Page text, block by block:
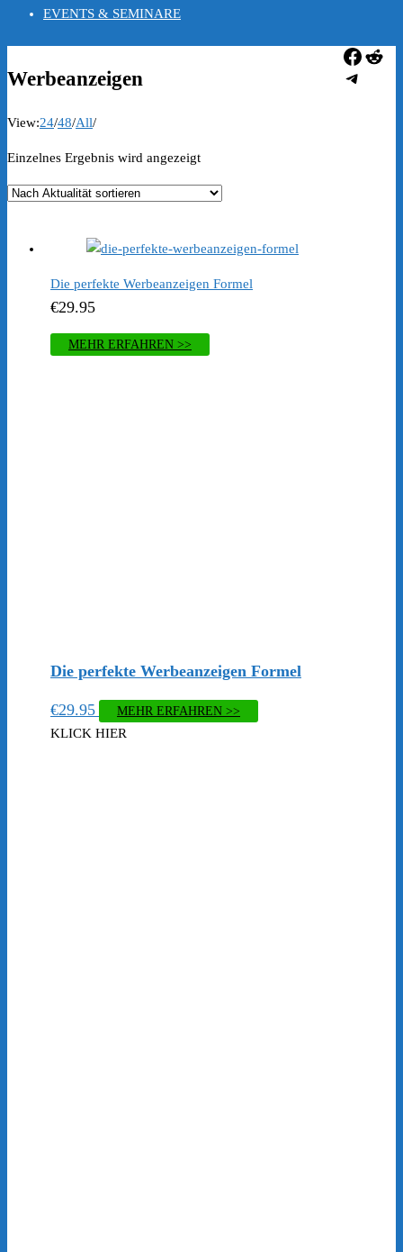
EVENTS & SEMINARE
Werbeanzeigen
View:24/48/All/
Einzelnes Ergebnis wird angezeigt
Die perfekte Werbeanzeigen Formel
€29.95
MEHR ERFAHREN >>
Die perfekte Werbeanzeigen Formel
€29.95 MEHR ERFAHREN >>
KLICK HIER